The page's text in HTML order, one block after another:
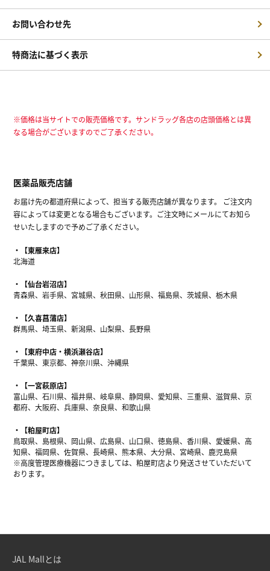
お問い合わせ先
特商法に基づく表示
※価格は当サイトでの販売価格です。サンドラッグ各店の店頭価格とは異
なる場合がございますのでご了承ください。
医薬品販売店舗
お届け先の都道府県によって、担当する販売店舗が異なります。 ご注文内
容によっては変更となる場合もございます。ご注文時にメールにてお知ら
せいたしますので予めご了承ください。
【東雁来店】
北海道
【仙台岩沼店】
青森県、岩手県、宮城県、秋田県、山形県、福島県、茨城県、栃木県
【久喜菖蒲店】
群馬県、埼玉県、新潟県、山梨県、長野県
【東府中店・横浜瀬谷店】
千葉県、東京都、神奈川県、沖縄県
【一宮萩原店】
富山県、石川県、福井県、岐阜県、静岡県、愛知県、三重県、滋賀県、京
都府、大阪府、兵庫県、奈良県、和歌山県
【粕屋町店】
鳥取県、島根県、岡山県、広島県、山口県、徳島県、香川県、愛媛県、高
知県、福岡県、佐賀県、長崎県、熊本県、大分県、宮崎県、鹿児島県
※高度管理医療機器につきましては、粕屋町店より発送させていただいて
おります。
JAL Mallとは